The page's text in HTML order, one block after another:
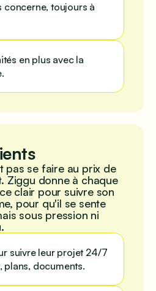
concerne, toujours à
en plus avec la
pas se faire au prix de
Ziggu donne à chaque
clair pour suivre son
pour qu'il se sente
sous pression ni
suivre leur projet 24/7
plans, documents.